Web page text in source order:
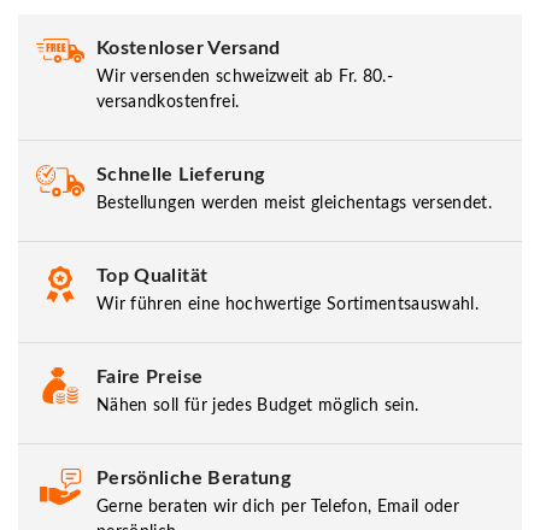
Kostenloser Versand
Wir versenden schweizweit ab Fr. 80.-
versandkostenfrei.
Schnelle Lieferung
Bestellungen werden meist gleichentags versendet.
Top Qualität
Wir führen eine hochwertige Sortimentsauswahl.
Faire Preise
Nähen soll für jedes Budget möglich sein.
Persönliche Beratung
Gerne beraten wir dich per Telefon, Email oder